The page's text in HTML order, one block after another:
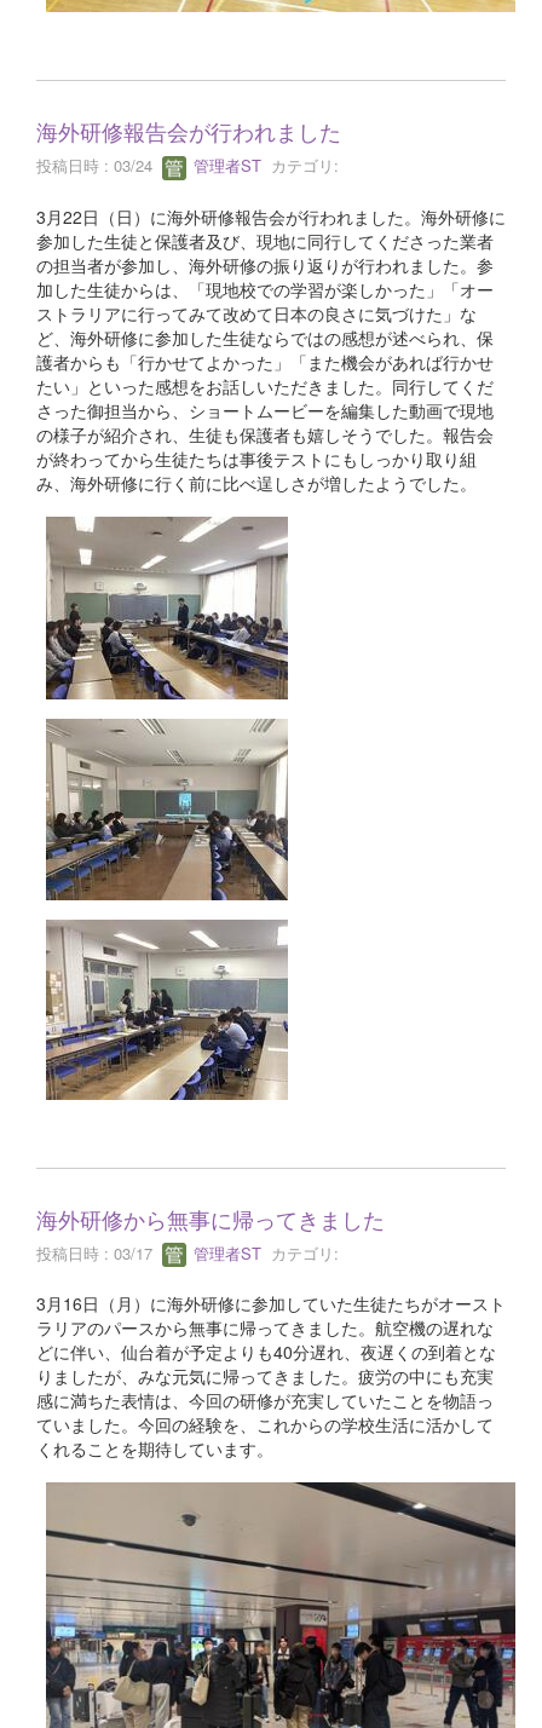
海外研修報告会が行われました
投稿日時 : 03/24 管理者ST カテゴリ:
3月22日（日）に海外研修報告会が行われました。海外研修に
参加した生徒と保護者及び、現地に同行してくださった業者
の担当者が参加し、海外研修の振り返りが行われました。参
加した生徒からは、「現地校での学習が楽しかった」「オー
ストラリアに行ってみて改めて日本の良さに気づけた」な
ど、海外研修に参加した生徒ならではの感想が述べられ、保
護者からも「行かせてよかった」「また機会があれば行かせ
たい」といった感想をお話しいただきました。同行してくだ
さった御担当から、ショートムービーを編集した動画で現地
の様子が紹介され、生徒も保護者も嬉しそうでした。報告会
が終わってから生徒たちは事後テストにもしっかり取り組
み、海外研修に行く前に比べ逞しさが増したようでした。
海外研修から無事に帰ってきました
投稿日時 : 03/17 管理者ST カテゴリ:
3月16日（月）に海外研修に参加していた生徒たちがオースト
ラリアのパースから無事に帰ってきました。航空機の遅れな
どに伴い、仙台着が予定よりも40分遅れ、夜遅くの到着とな
りましたが、みな元気に帰ってきました。疲労の中にも充実
感に満ちた表情は、今回の研修が充実していたことを物語っ
ていました。今回の経験を、これからの学校生活に活かして
くれることを期待しています。